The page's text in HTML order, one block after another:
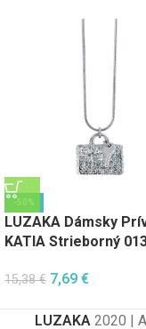
-50%
LUZAKA Dámsky
KATIA Strieborný
15,38€ 7,69 €
LUZAKA 2020 |